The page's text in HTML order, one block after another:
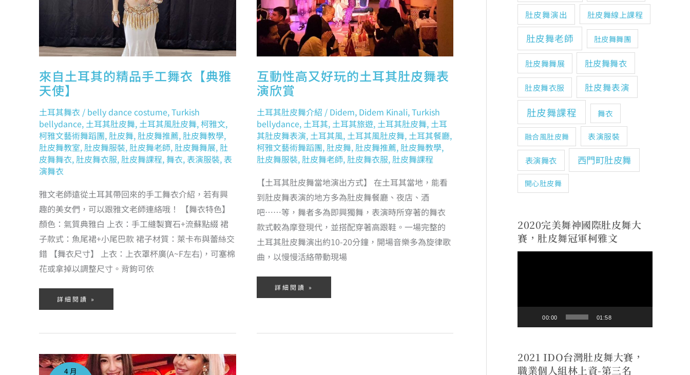
來自土耳其的精品手工舞衣【典雅
天使】
土耳其舞衣 / belly dance costume,Turkish
bellydance, 土耳其肚皮舞, 土耳其風肚皮舞,柯雅文,
柯雅文藝術舞蹈團, 肚皮舞, 肚皮舞推薦, 肚皮舞教學,
肚皮舞教室, 肚皮舞服裝, 肚皮舞老師, 肚皮舞舞展, 肚
皮舞舞衣, 肚皮舞衣服, 肚皮舞課程,舞衣, 表演服裝, 表
演舞衣
雅文老師遠從土耳其帶回來的手工舞衣介紹，若有興
趣的美女們，可以跟雅文老師連絡哦！ 【舞衣特色】
顏色：氣質典雅白 上衣：手工縫製寶石+流蘇點綴 裙
子款式：魚尾裙+小尾巴款 裙子材質：萊卡布與蕾絲交
錯 【舞衣尺寸】 上衣：上衣罩杯廣(A~F左右)，可塞棉
花或拿掉以調整尺寸。背鉤可依
詳細閱讀 »
互動性高又好玩的土耳其肚皮舞表
演欣賞
土耳其肚皮舞介紹 / Didem, Didem Kinali,Turkish
bellydance, 土耳其, 土耳其旅遊, 土耳其肚皮舞, 土耳
其肚皮舞表演, 土耳其風, 土耳其風肚皮舞, 土耳其餐廳,
柯雅文藝術舞蹈團, 肚皮舞, 肚皮舞推薦, 肚皮舞教學,
肚皮舞服裝, 肚皮舞老師, 肚皮舞衣服, 肚皮舞課程
【土耳其肚皮舞當地演出方式】 在土耳其當地，能看
到肚皮舞表演的地方多為肚皮舞餐廳、夜店、酒
吧……等，舞者多為即興獨舞，表演時所穿著的舞衣
款式較為摩登現代，並搭配穿著高跟鞋。一場完整的
土耳其肚皮舞演出約10-20分鐘，開場音樂多為旋律歌
曲，以慢慢活絡帶動現場
舞
表
演
欣
賞
詳細閱讀 »
4 月
遠
赴
土
肚皮舞演出 肚皮舞線上課程
肚皮舞老師 肚皮舞舞團
肚皮舞舞展 肚皮舞舞衣
肚皮舞衣服 肚皮舞表演
肚皮舞課程 舞衣
融合風肚皮舞 表演服裝
表演舞衣 西門町肚皮舞
開心肚皮舞
2020完美舞神國際肚皮舞大
賽，肚皮舞冠軍柯雅文
放
器
00:00 01:58
2021 IDO台灣肚皮舞大賽，
職業個人組林上資-第三名